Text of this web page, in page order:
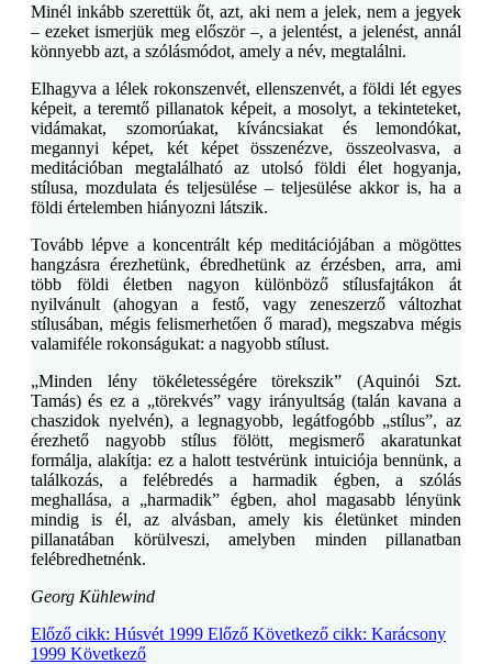
Minél inkább szerettük őt, azt, aki nem a jelek, nem a jegyek
– ezeket ismerjük meg először –, a jelentést, a jelenést, annál
könnyebb azt, a szólásmódot, amely a név, megtalálni.
Elhagyva a lélek rokonszenvét, ellenszenvét, a földi lét egyes
képeit, a teremtő pillanatok képeit, a mosolyt, a tekinteteket,
vidámakat, szomorúakat, kíváncsiakat és lemondókat,
megannyi képet, két képet összenézve, összeolvasva, a
meditációban megtalálható az utolsó földi élet hogyanja,
stílusa, mozdulata és teljesülése – teljesülése akkor is, ha a
földi értelemben hiányozni látszik.
Tovább lépve a koncentrált kép meditációjában a mögöttes
hangzásra érezhetünk, ébredhetünk az érzésben, arra, ami
több földi életben nagyon különböző stílusfajtákon át
nyilvánult (ahogyan a festő, vagy zeneszerző változhat
stílusában, mégis felismerhetően ő marad), megszabva mégis
valamiféle rokonságukat: a nagyobb stílust.
„Minden lény tökéletességére törekszik” (Aquinói Szt.
Tamás) és ez a „törekvés” vagy irányultság (talán kavana a
chaszidok nyelvén), a legnagyobb, legátfogóbb „stílus”, az
érezhető nagyobb stílus fölött, megismerő akaratunkat
formálja, alakítja: ez a halott testvérünk intuiciója bennünk, a
találkozás, a felébredés a harmadik égben, a szólás
meghallása, a „harmadik” égben, ahol magasabb lényünk
mindig is él, az alvásban, amely kis életünket minden
pillanatában körülveszi, amelyben minden pillanatban
felébredhetnénk.
Georg Kühlewind
Előző cikk: Húsvét 1999 Előző Következő cikk: Karácsony
1999 Következő